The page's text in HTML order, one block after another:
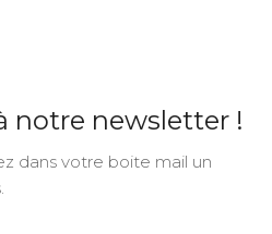
notre newsletter !
dans votre boite mail un